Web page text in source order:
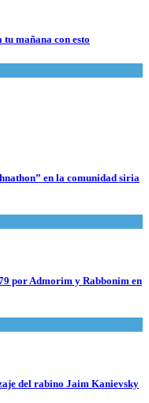
mañana con esto
en la comunidad siria
por Admorim y Rabbonim en
del rabino Jaim Kanievsky